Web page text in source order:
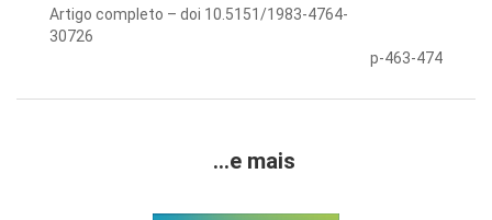
Artigo completo – doi 10.5151/1983-4764-
30726
p-463-474
...e mais